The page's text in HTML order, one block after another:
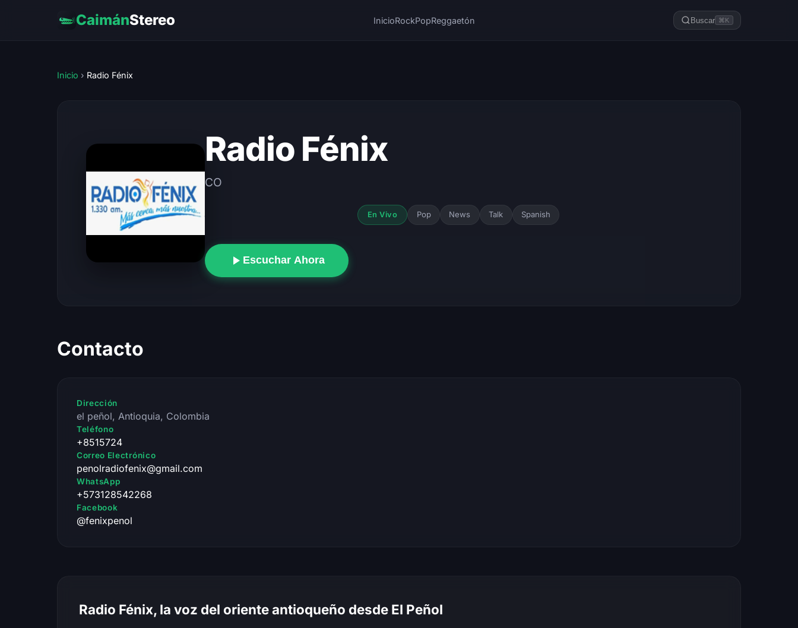
CaimánStereo InicioRockPopReggaetón Buscar ⌘K
Inicio › Radio Fénix
Radio Fénix
CO
En Vivo Pop News Talk Spanish
Escuchar Ahora
Contacto
Dirección
el peñol, Antioquia, Colombia
Teléfono
+8515724
Correo Electrónico
penolradiofenix@gmail.com
WhatsApp
+573128542268
Facebook
@fenixpenol
Radio Fénix, la voz del oriente antioqueño desde El Peñol